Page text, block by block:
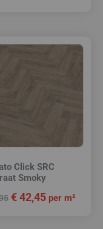
Click SRC
Smoky
€42,45 per m²